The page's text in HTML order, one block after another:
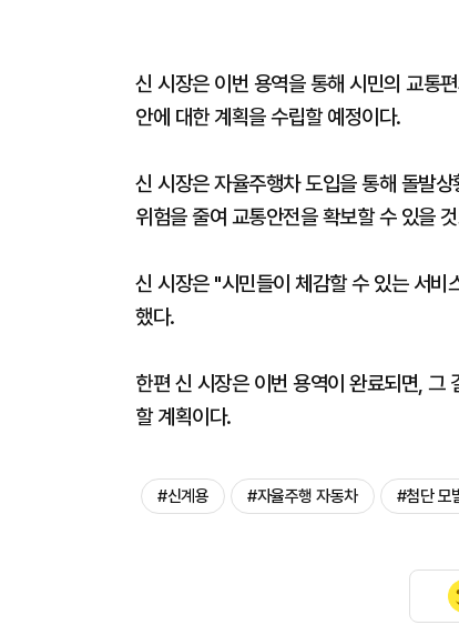
신 시장은 이번 용역을 통해 시민의 교통
안에 대한 계획을 수립할 예정이다.
신 시장은 자율주행차 도입을 통해 돌발
위험을 줄여 교통안전을 확보할 수 있을
신 시장은 "시민들이 체감할 수 있는 서비
했다.
한편 신 시장은 이번 용역이 완료되면, 그
할 계획이다.
#신계용 #자율주행 자동차 #첨단 모